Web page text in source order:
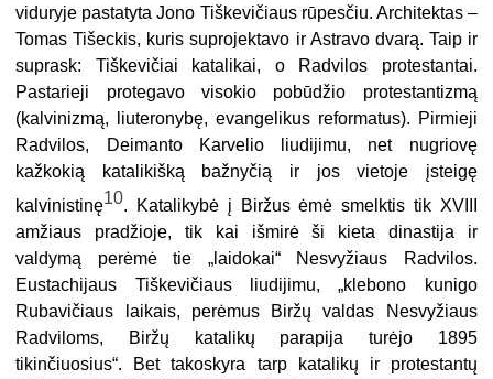
viduryje pastatyta Jono Tiškevičiaus rūpesčiu. Architektas –
Tomas Tišeckis, kuris suprojektavo ir Astravo dvarą. Taip ir
suprask: Tiškevičiai katalikai, o Radvilos protestantai.
Pastarieji protegavo visokio pobūdžio protestantizmą
(kalvinizmą, liuteronybę, evangelikus reformatus). Pirmieji
Radvilos, Deimanto Karvelio liudijimu, net nugriovę
kažkokią katalikišką bažnyčią ir jos vietoje įsteigę
kalvinistinę10. Katalikybė į Biržus ėmė smelktis tik XVIII
amžiaus pradžioje, tik kai išmirė ši kieta dinastija ir
valdymą perėmė tie „laidokai“ Nesvyžiaus Radvilos.
Eustachijaus Tiškevičiaus liudijimu, „klebono kunigo
Rubavičiaus laikais, perėmus Biržų valdas Nesvyžiaus
Radviloms, Biržų katalikų parapija turėjo 1895
tikinčiuosius“. Bet takoskyra tarp katalikų ir protestantų